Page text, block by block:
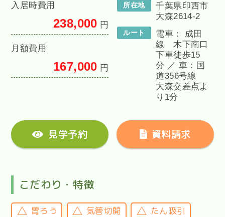
入居時費用
238,000 円
月額費用
167,000 円
所在地
千葉県印西市
大森2614-2
ルート
電車： 成田
線 木下南口
下車徒歩15
分 ／ 車：国
道356号線
大森交差点よ
り1分
見学予約 資料請求
こだわり・特徴
胃ろう 気管切開
たん吸引